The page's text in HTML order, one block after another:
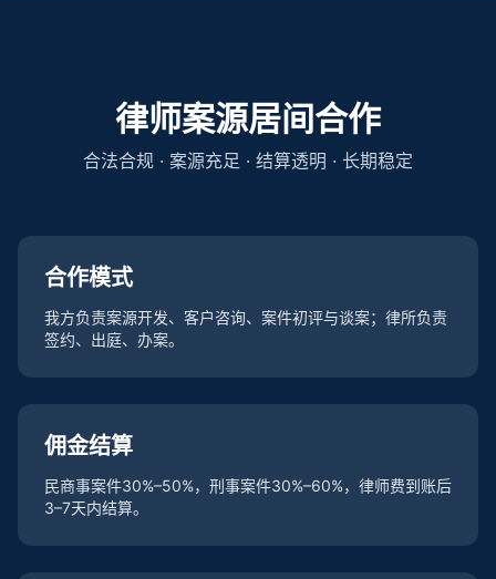
律师案源居间合作
合法合规 · 案源充足 · 结算透明 · 长期稳定
合作模式
我方负责案源开发、客户咨询、案件初评与谈案；律所负责
签约、出庭、办案。
佣金结算
民商事案件30%–50%，刑事案件30%–60%，律师费到账后
3–7天内结算。